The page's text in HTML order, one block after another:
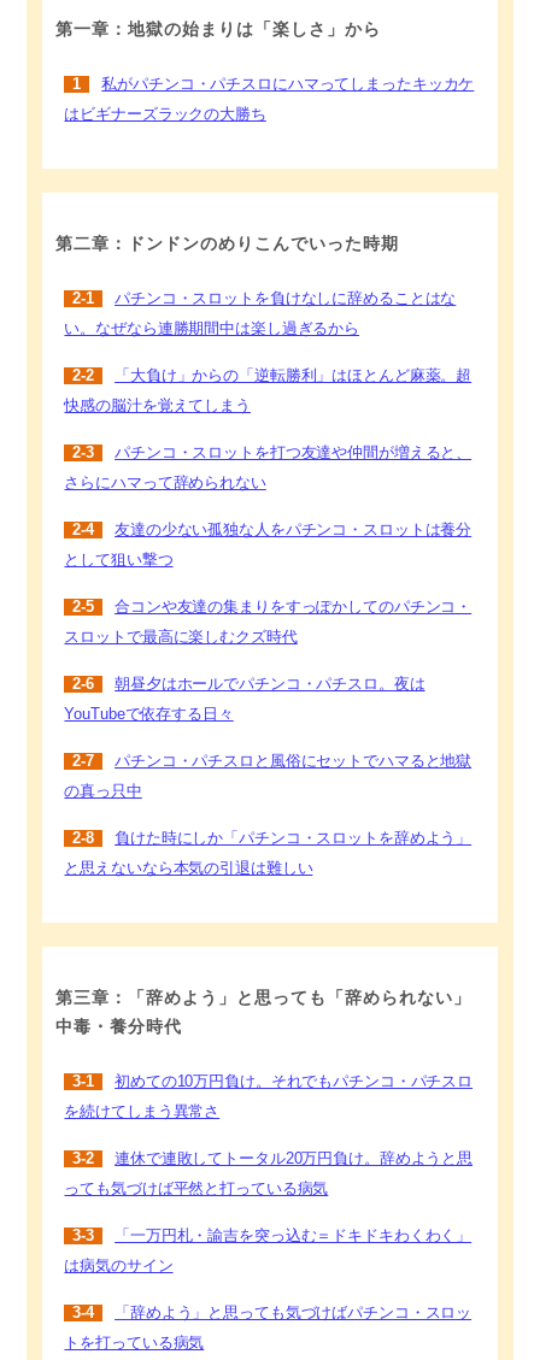
第一章：地獄の始まりは「楽しさ」から
1
私がパチンコ・パチスロにハマってしまったキッカケ
はビギナーズラックの大勝ち
第二章：ドンドンのめりこんでいった時期
2-1
パチンコ・スロットを負けなしに辞めることはな
い。なぜなら連勝期間中は楽し過ぎるから
2-2
「大負け」からの「逆転勝利」はほとんど麻薬。超
快感の脳汁を覚えてしまう
2-3
パチンコ・スロットを打つ友達や仲間が増えると、
さらにハマって辞められない
2-4
友達の少ない孤独な人をパチンコ・スロットは養分
として狙い撃つ
2-5
合コンや友達の集まりをすっぽかしてのパチンコ・
スロットで最高に楽しむクズ時代
2-6
朝昼夕はホールでパチンコ・パチスロ。夜は
YouTubeで依存する日々
2-7
パチンコ・パチスロと風俗にセットでハマると地獄
の真っ只中
2-8
負けた時にしか「パチンコ・スロットを辞めよう」
と思えないなら本気の引退は難しい
第三章：「辞めよう」と思っても「辞められない」
中毒・養分時代
3-1
初めての10万円負け。それでもパチンコ・パチスロ
を続けてしまう異常さ
3-2
連休で連敗してトータル20万円負け。辞めようと思
っても気づけば平然と打っている病気
3-3
「一万円札・諭吉を突っ込む＝ドキドキわくわく」
は病気のサイン
3-4
「辞めよう」と思っても気づけばパチンコ・スロッ
トを打っている病気